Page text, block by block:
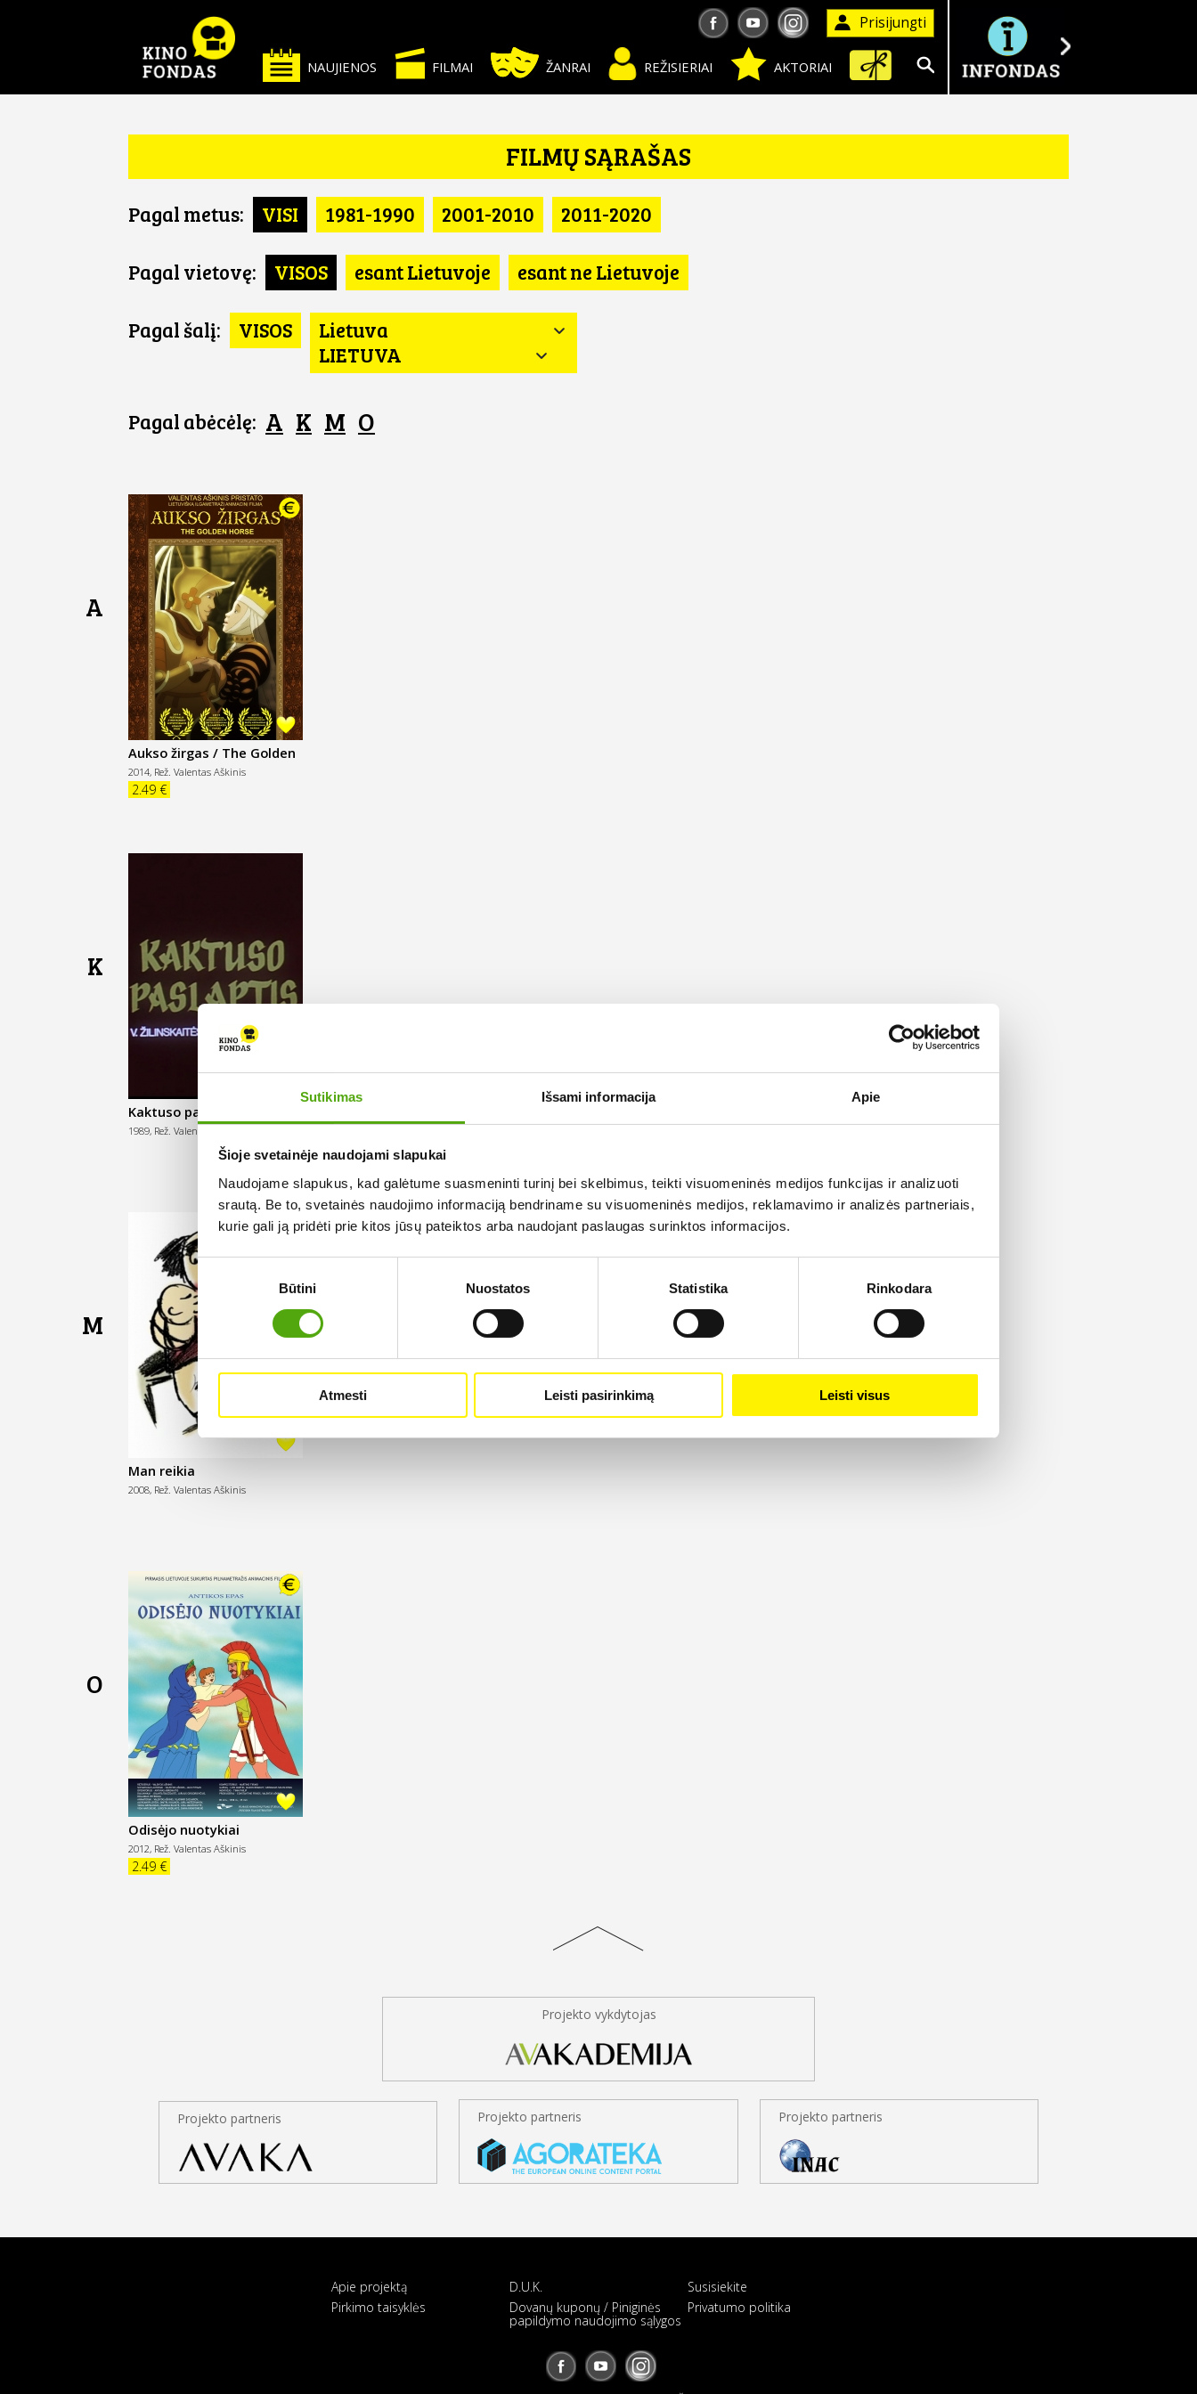
Sutikimas Išsami informacija Apie
Šioje svetainėje naudojami slapukai
Naudojame slapukus, kad galėtume suasmeninti turinį bei skelbimus, teikti visuomeninės medijos funkcijas ir analizuoti
srautą. Be to, svetainės naudojimo informaciją bendriname su visuomeninės medijos, reklamavimo ir analizės partneriais,
kurie gali ją pridėti prie kitos jūsų pateiktos arba naudojant paslaugas surinktos informacijos.
Sutikimo
pasirinkimas
Būtini Nuostatos Statistika Rinkodara
Atmesti Leisti pasirinkimą Leisti visus
Prisijungti
AKTORIAI
REŽISIERIAI
ŽANRAI
FILMAI
NAUJIENOS
Ieškoti
FILMŲ SĄRAŠAS
Pagal metus: VISI 1981-1990 2001-2010 2011-2020
Pagal vietovę: VISOS esant Lietuvoje esant ne Lietuvoje
Pagal šalį: VISOS
Lietuva
LIETUVA
Pagal abėcėlę: A K M O
A
Aukso žirgas / The Golden
Horse
2014, Rež. Valentas Aškinis
2.49 €
K
Kaktuso paslaptis
1989, Rež. Valentas Aškinis
M
Man reikia
2008, Rež. Valentas Aškinis
O
Odisėjo nuotykiai
2012, Rež. Valentas Aškinis
2.49 €
Projekto vykdytojas
Projekto partneris Projekto partneris Projekto partneris
Apie projektą D.U.K.
Susisiekite
Pirkimo taisyklės
Dovanų kuponų / Piniginės
papildymo naudojimo sąlygos
Privatumo politika